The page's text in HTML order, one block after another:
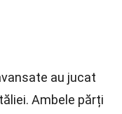
au jucat
Ambele părți